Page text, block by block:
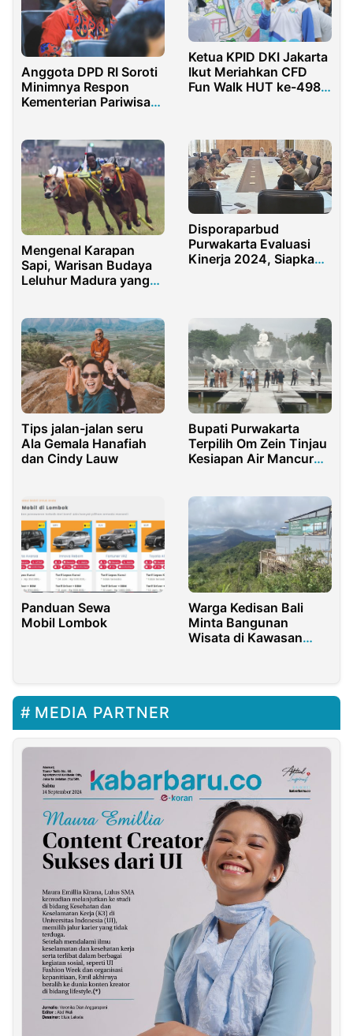
Anggota DPD RI Soroti
Minimnya Respon
Kementerian Pariwisata
Ketua KPID DKI Jakarta
Ikut Meriahkan CFD
Fun Walk HUT ke-498
Mengenal Karapan
Sapi, Warisan Budaya
Leluhur Madura yang
Disporaparbud
Purwakarta Evaluasi
Kinerja 2024, Siapkan
Tips jalan-jalan seru
Ala Gemala Hanafiah
dan Cindy Lauw
Bupati Purwakarta
Terpilih Om Zein Tinjau
Kesiapan Air Mancur
Spektakuler untuk
Wisatawan
Panduan Sewa
Mobil Lombok
Warga Kedisan Bali
Minta Bangunan
Wisata di Kawasan
MEDIA PARTNER